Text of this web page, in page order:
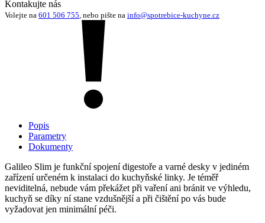
Kontakujte nás
Volejte na 601 506 755 , nebo pište na info@spotrebice-kuchyne.cz
Popis
Parametry
Dokumenty
Galileo Slim je funkční spojení digestoře a varné desky v jediném
zařízení určeném k instalaci do kuchyňské linky. Je téměř
neviditelná, nebude vám překážet při vaření ani bránit ve výhledu,
kuchyň se díky ní stane vzdušnější a při čištění po vás bude
vyžadovat jen minimální péči.